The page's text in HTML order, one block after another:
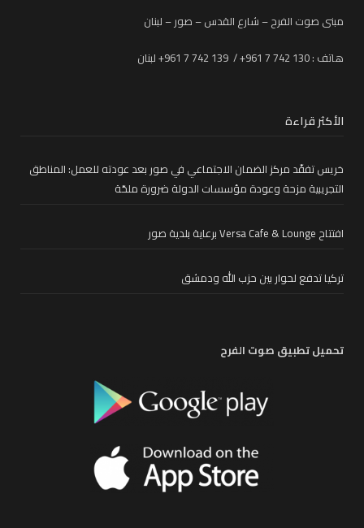
مبنى صوت الفرح – شارع القدس – صور – لبنان
هاتف : 130 742 7 961+ / 139 742 7 961+ لبنان
الأكثر قراءة
خريس تفقّد مركز الضمان الاجتماعي في صور بعد عودته للعمل: المناطق
التجريبية مزحة وعودة مؤسسات الدولة ضرورة ملحّة
افتتاح Versa Cafe & Lounge برعاية بلدية صور
تركيا تدفع لحوار بين حزب الله ودمشق
تحميل تطبيق صوت الفرح